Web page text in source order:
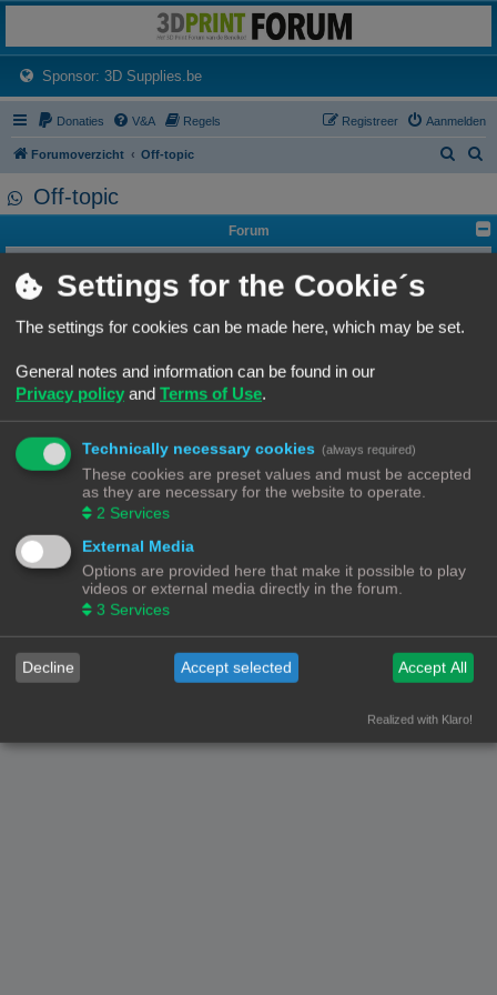
Het 3D print forum van de Benelux na de sluiting van 3dprintforum.nl
Sponsor: 3D Supplies.be(Opens a new tab)
Donaties V&A Regels Aanmelden
Registreer
Forumoverzicht Off-topic
k
Off-topic
Forum
Alles behalve 3D printen of gerelateerde onderwerpen.
Onderwerpen: 32
Forum Feedback
Heb je een opmerking rond het beheer van het forum, suggesties, of
hier doen.
Onderwerpen:25
Ga naar
WIE IS ER ONLINE
Gebruikers op dit forum: Geen geregistreerde gebruikers en 1 gast
Forumoverzicht Contact
© Copyright ! - 3dprintforum.eu
Alle Rechten Voorbehouden
Nederlandse vertaling doorphpBB.nl
Privacy|Gebruikersvoorwaarden
Settings for the Cookie´s
The settings for cookies can be made here, which may be set.
General notes and information can be found in our
Privacy policy and Terms of Use.
Technically necessary cookies (always required)
These cookies are preset values and must be accepted
as they are necessary for the website to operate.
2 Services
External Media
Options are provided here that make it possible to play
videos or external media directly in the forum.
3 Services
Decline Accept selected Accept All
Realized with Klaro!